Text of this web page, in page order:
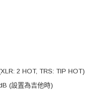
2 HOT, TRS: TIP HOT)
(設置為吉他時)